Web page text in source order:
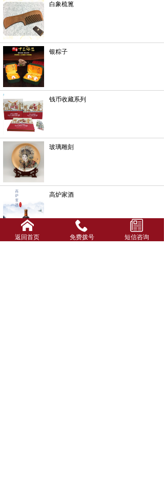
白象梳篦
银粽子
钱币收藏系列
玻璃雕刻
高炉家酒
酒箱酒盒系列
返回首页 免费拨号 短信咨询